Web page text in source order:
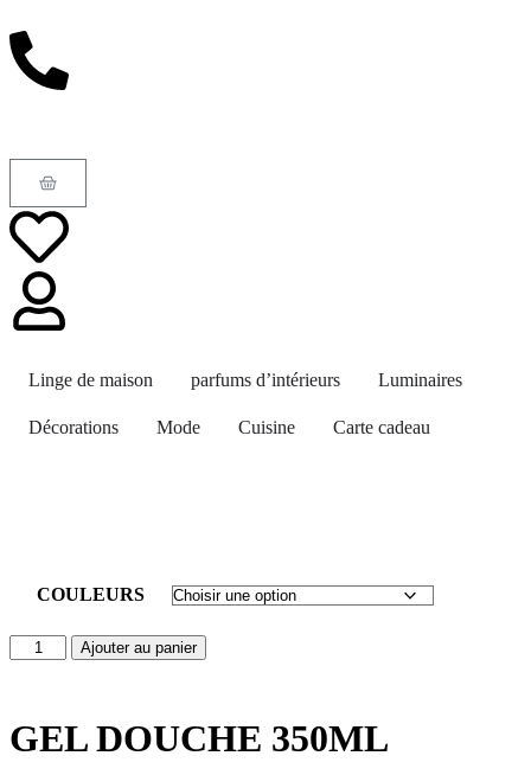
Linge de maison parfums d’intérieurs Luminaires
Décorations Mode Cuisine Carte cadeau
COULEURS
Ajouter au panier
GEL DOUCHE 350ML